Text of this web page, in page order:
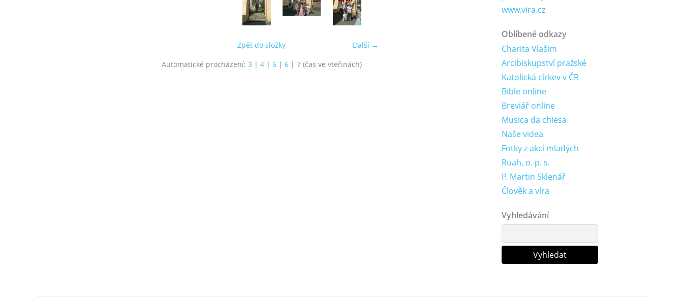
Další →
Zpět do složky
Automatické procházení: 3 | 4| 5| 6| 7(čas ve vteřinách)
www.vira.cz
Oblíbené odkazy
Charita Vlašim
Arcibiskupství pražské
Katolická církev v ČR
Bible online
Breviář online
Musica da chiesa
Naše videa
Fotky z akcí mladých
Ruah, o. p. s.
P. Martin Sklenář
Člověk a víra
Vyhledávání